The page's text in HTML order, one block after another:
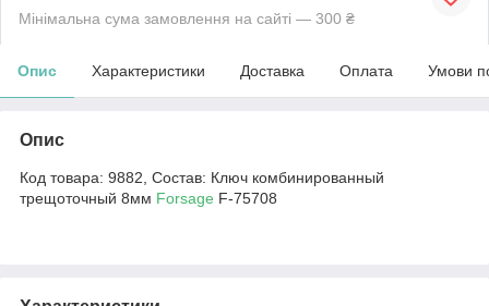
Мінімальна сума замовлення на сайті — 300 ₴
Опис Характеристики Доставка Оплата Умови
Опис
Код товара: 9882, Состав: Ключ комбинированный
трещоточный 8мм Forsage F-75708